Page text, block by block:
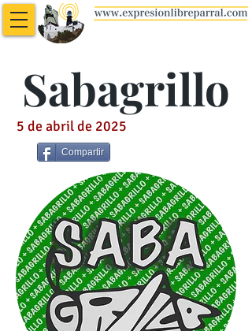
Sabagrillo
5 de abril de 2025
Compartir